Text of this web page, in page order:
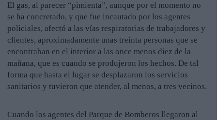
El gas, al parecer “pimienta”, aunque por el momento no
se ha concretado, y que fue incautado por los agentes
policiales, afectó a las vías respiratorias de trabajadores y
clientes, aproximadamente unas treinta personas que se
encontraban en el interior a las once menos diez de la
mañana, que es cuando se produjeron los hechos. De tal
forma que hasta el lugar se desplazaron los servicios
sanitarios y tuvieron que atender, al menos, a tres vecinos.
Cuando los agentes del Parque de Bomberos llegaron al